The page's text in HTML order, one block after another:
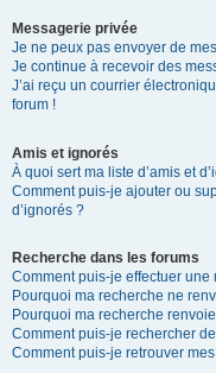
Messagerie privée
Je ne peux pas envoyer de
Je continue à recevoir des
J’ai reçu un courrier
forum !
Amis et ignorés
À quoi sert ma liste d’amis et
Comment puis-je ajouter ou
d’ignorés ?
Recherche dans les forums
Comment puis-je effectuer
Pourquoi ma recherche ne
Pourquoi ma recherche
Comment puis-je rechercher
Comment puis-je retrouver